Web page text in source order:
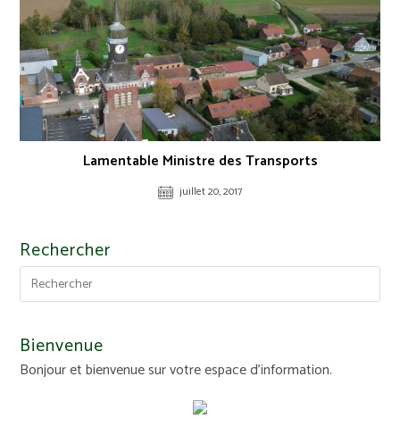
Lamentable Ministre des Transports
juillet 20, 2017
Rechercher
Bienvenue
Bonjour et bienvenue sur votre espace d'information.